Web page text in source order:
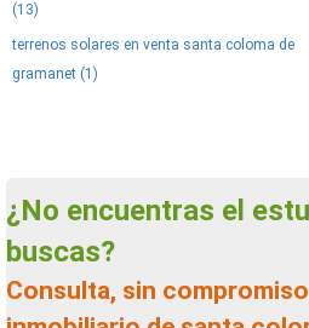
(13)
terrenos solares en venta santa coloma de
gramanet (1)
¿No encuentras el estudio en venta que
buscas?
Consulta, sin compromiso, a un agente